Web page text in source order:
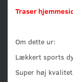
Traser
Om dette ur:
Lækkert sports
Super høj